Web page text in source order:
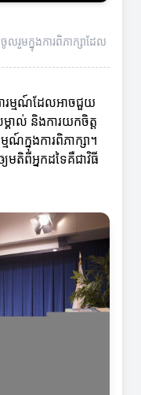
រួមក្នុងការពិភាក្សាដែល
ារម្មណ៍ដែលអាចជួយ
គាល់ និងការយកចិត្ត
ណ៍ក្នុងការពិភាក្សា។
តិពីអ្នកដទៃគឺជាវិធី